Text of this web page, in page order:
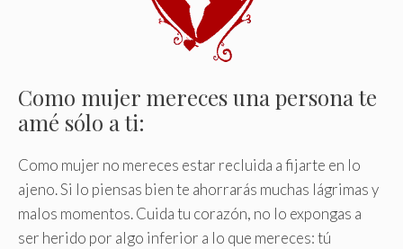
Como mujer mereces una persona te
amé sólo a ti:
Como mujer no mereces estar recluida a fijarte en lo
ajeno. Si lo piensas bien te ahorrarás muchas lágrimas y
malos momentos. Cuida tu corazón, no lo expongas a
ser herido por algo inferior a lo que mereces: tú